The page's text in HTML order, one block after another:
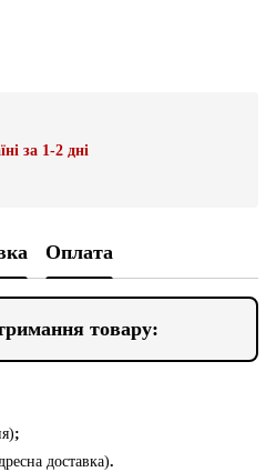
за 1-2 дні
Оплата
товару:
;
доставка).